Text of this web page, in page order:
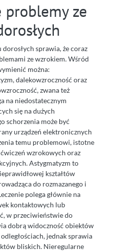
problemy ze
sprawia, że coraz
ze wzrokiem. Wśród
można:
dalekowzroczność oraz
zwana też
na niedostatecznym
się na dużych
schorzenia może być
urządzeń elektronicznych
temu problemowi, istotne
wzrokowych oraz
Astygmatyzm to
kształtów
do rozmazanego i
polega głównie na
kontaktowych lub
w przeciwieństwie do
dobrą widoczność obiektów
jednak sprawia
bliskich. Nieregularne